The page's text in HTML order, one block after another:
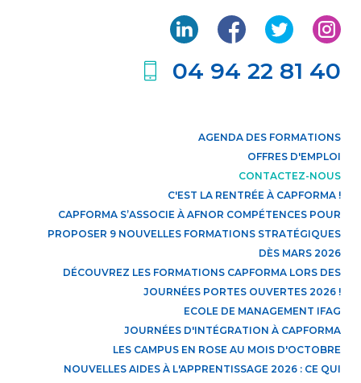
04 94 22 81 40
AGENDA DES FORMATIONS
OFFRES D'EMPLOI
CONTACTEZ-NOUS
C'EST LA RENTRÉE À CAPFORMA !
CAPFORMA S’ASSOCIE À AFNOR COMPÉTENCES POUR
PROPOSER 9 NOUVELLES FORMATIONS STRATÉGIQUES
DÈS MARS 2026
DÉCOUVREZ LES FORMATIONS CAPFORMA LORS DES
JOURNÉES PORTES OUVERTES 2026 !
ECOLE DE MANAGEMENT IFAG
JOURNÉES D'INTÉGRATION À CAPFORMA
LES CAMPUS EN ROSE AU MOIS D'OCTOBRE
NOUVELLES AIDES À L'APPRENTISSAGE 2026 : CE QUI